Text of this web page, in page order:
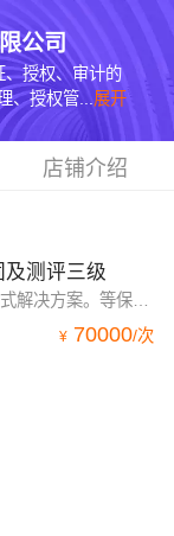
公司
、授权、审计的
、授权管... 展开
店铺介绍
测评三级
以等保合规为指导，提供一站式解决方案。等保合规咨询+等保差距整改+等保测评服务=等保测评。
¥ 70000/次